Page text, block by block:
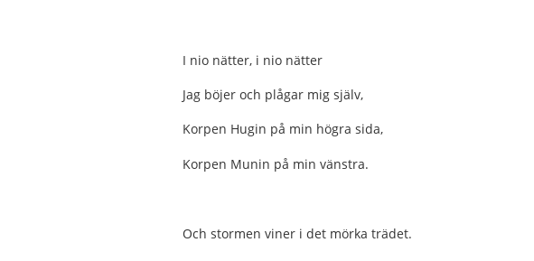
I nio nätter, i nio nätter
Jag böjer och plågar mig själv,
Korpen Hugin på min högra sida,
Korpen Munin på min vänstra.
Och stormen viner i det mörka trädet.